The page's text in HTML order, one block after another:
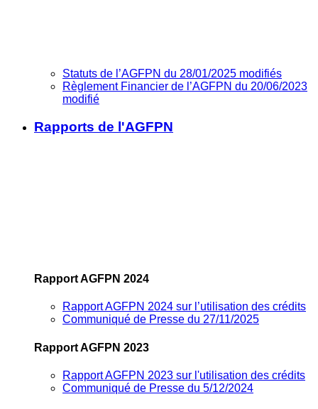
Statuts de l’AGFPN du 28/01/2025 modifiés
Règlement Financier de l’AGFPN du 20/06/2023
modifié
Rapports de l'AGFPN
Rapport AGFPN 2024
Rapport AGFPN 2024 sur l’utilisation des crédits
Communiqué de Presse du 27/11/2025
Rapport AGFPN 2023
Rapport AGFPN 2023 sur l'utilisation des crédits
Communiqué de Presse du 5/12/2024